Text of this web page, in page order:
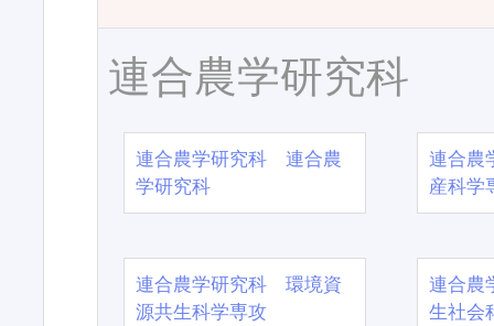
連合農学研究科
連合農学研究科 連合農
学研究科
連合農
産科学
連合農学研究科 環境資
源共生科学専攻
連合農
生社会